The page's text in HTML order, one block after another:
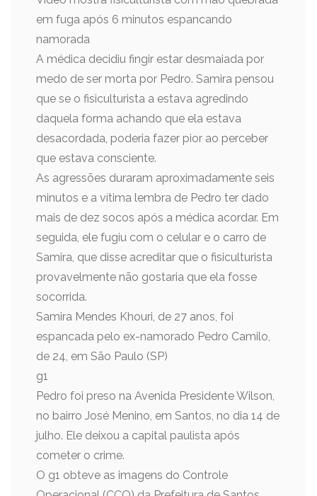
em fuga após 6 minutos espancando
namorada
A médica decidiu fingir estar desmaiada por
medo de ser morta por Pedro. Samira pensou
que se o fisiculturista a estava agredindo
daquela forma achando que ela estava
desacordada, poderia fazer pior ao perceber
que estava consciente.
As agressões duraram aproximadamente seis
minutos e a vítima lembra de Pedro ter dado
mais de dez socos após a médica acordar. Em
seguida, ele fugiu com o celular e o carro de
Samira, que disse acreditar que o fisiculturista
provavelmente não gostaria que ela fosse
socorrida.
Samira Mendes Khouri, de 27 anos, foi
espancada pelo ex-namorado Pedro Camilo,
de 24, em São Paulo (SP)
g1
Pedro foi preso na Avenida Presidente Wilson,
no bairro José Menino, em Santos, no dia 14 de
julho. Ele deixou a capital paulista após
cometer o crime.
O g1 obteve as imagens do Controle